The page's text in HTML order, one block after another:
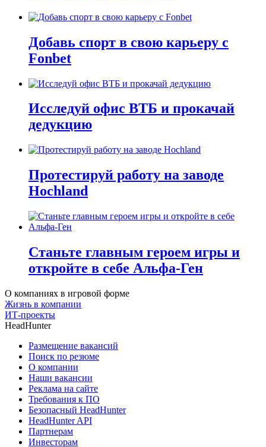
Добавь спорт в свою карьеру с
Fonbet
Исследуй офис ВТБ и прокачай
дедукцию
Протестируй работу на заводе
Hochland
Станьте главным героем игры и
откройте в себе Альфа-Ген
О компаниях в игровой форме
Жизнь в компании
ИТ-проекты
HeadHunter
Размещение вакансий
Поиск по резюме
О компании
Наши вакансии
Реклама на сайте
Требования к ПО
Безопасный HeadHunter
HeadHunter API
Партнерам
Инвесторам